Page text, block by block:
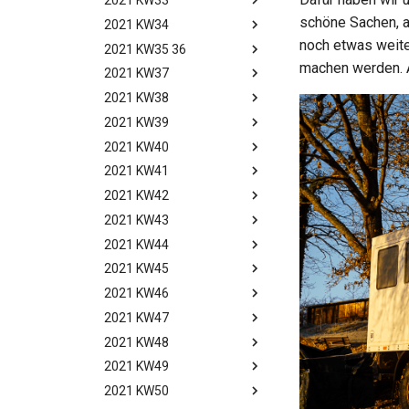
Woche neunzehn!
2021 KW34
Woche zwanzig!
2021 KW35 36
Woche einundzwanzig
und zweiundzwanzig!
2021 KW37
Woche dreiundzwanzig!
2021 KW38
Woche vierundzwanzig!
2021 KW39
Woche fünfundzwanzig!
2021 KW40
Woche
sechsundzwanzig!
2021 KW41
Woche
siebenundzwanzig!
2021 KW42
Woche achtundzwanzig!
2021 KW43
Woche neunundzwanzig!
2021 KW44
Woche dreißig!
2021 KW45
Woche einunddreißig!
2021 KW46
Woche zweiunddreißig!
2021 KW47
Woche dreiunddreißig!
2021 KW48
Woche vierunddreißig!
2021 KW49
Woche fünfunddreißig!
2021 KW50
schöne Sachen,
noch etwas
machen